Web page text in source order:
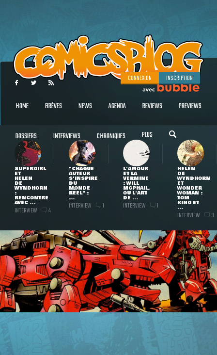
CONNEXION INSCRIPTION
HOME BRÈVES NEWS AGENDA REVIEWS PREVIEWS
DOSSIERS INTERVIEWS CHRONIQUES PLUS
SUPERGIRL
ET
HELEN
DE
WYNDHORN
:
RENCONTRE
AVEC ...
INTERVIEW 4
"CHAQUE
AUTEUR
S'INSPIRE
DU
MONDE
RÉEL" :
...
INTERVIEW 1
L'AMOUR
ET LA
VERMINE
: WILL
MCPHAIL,
OU L'ART
DE ...
INTERVIEW 1
HELEN
DE
WYNDHORN
ET
WONDER
WOMAN :
TOM
KING ET
...
INTERVIEW 3